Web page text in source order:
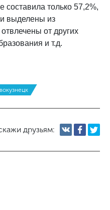
составила только 57,2%,
выделены из
от других
и т.д.
друзьям: